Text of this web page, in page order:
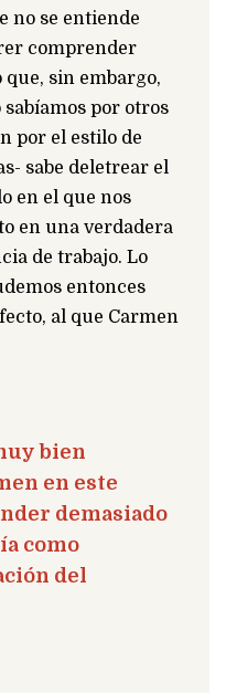
no se entiende
comprender
sin embargo,
por otros
por el estilo de
sabe deletrear el
en el que nos
en una verdadera
de trabajo. Lo
entonces
al que Carmen
bien
en este
demasiado
como
del